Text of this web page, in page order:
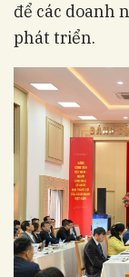
để các doanh
phát triển.